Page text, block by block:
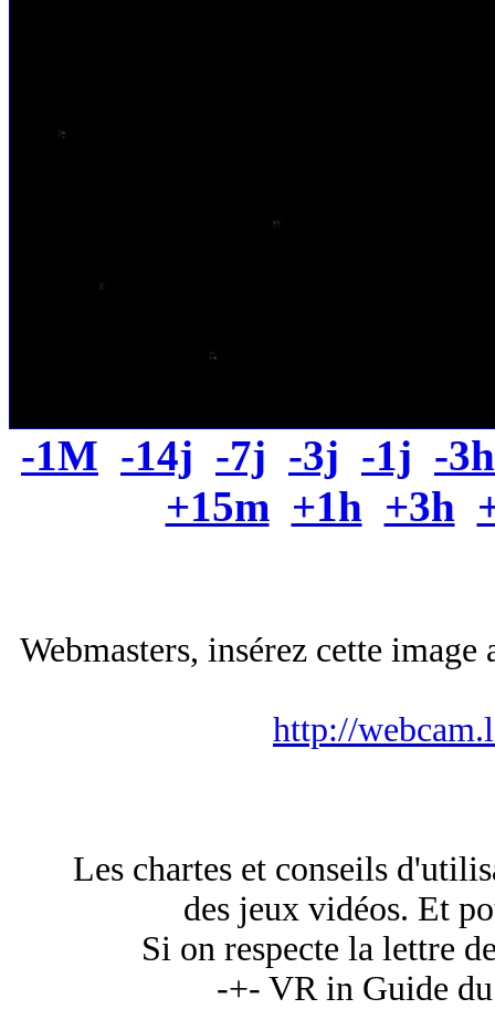
-1M -14j -7j -3j -1j -3h
+15m +1h +3h
Webmasters, insérez cette
http://
Les chartes et conseils
des jeux vidéos. Et
Si on respecte la lettre
-+- VR in Guide